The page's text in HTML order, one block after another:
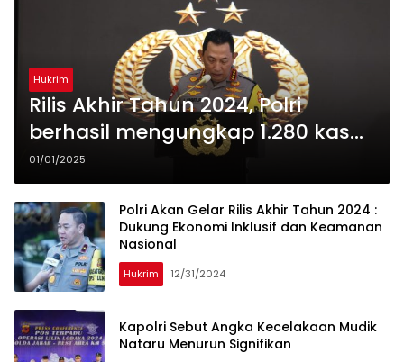
Hukrim
Rilis Akhir Tahun 2024, Polri
berhasil mengungkap 1.280 kasus
korupsi
01/01/2025
Polri Akan Gelar Rilis Akhir Tahun 2024 :
Dukung Ekonomi Inklusif dan Keamanan
Nasional
Hukrim 12/31/2024
Kapolri Sebut Angka Kecelakaan Mudik
Nataru Menurun Signifikan